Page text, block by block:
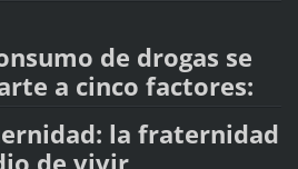
de drogas se
a cinco factores:
la fraternidad